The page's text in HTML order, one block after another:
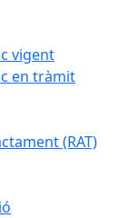
vigent
en tràmit
(RAT)